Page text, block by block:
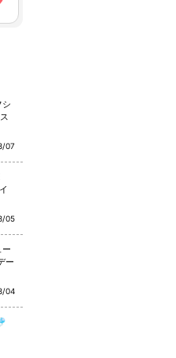
07
05
ー
04